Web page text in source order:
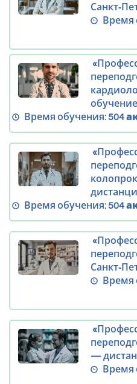
Время
Время обучения:504
Время обучения:504
Время
—
Время